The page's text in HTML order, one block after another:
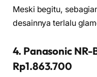
Meski begitu,
desainnya terlalu
4. Panasonic NR-
Rp1.863.700